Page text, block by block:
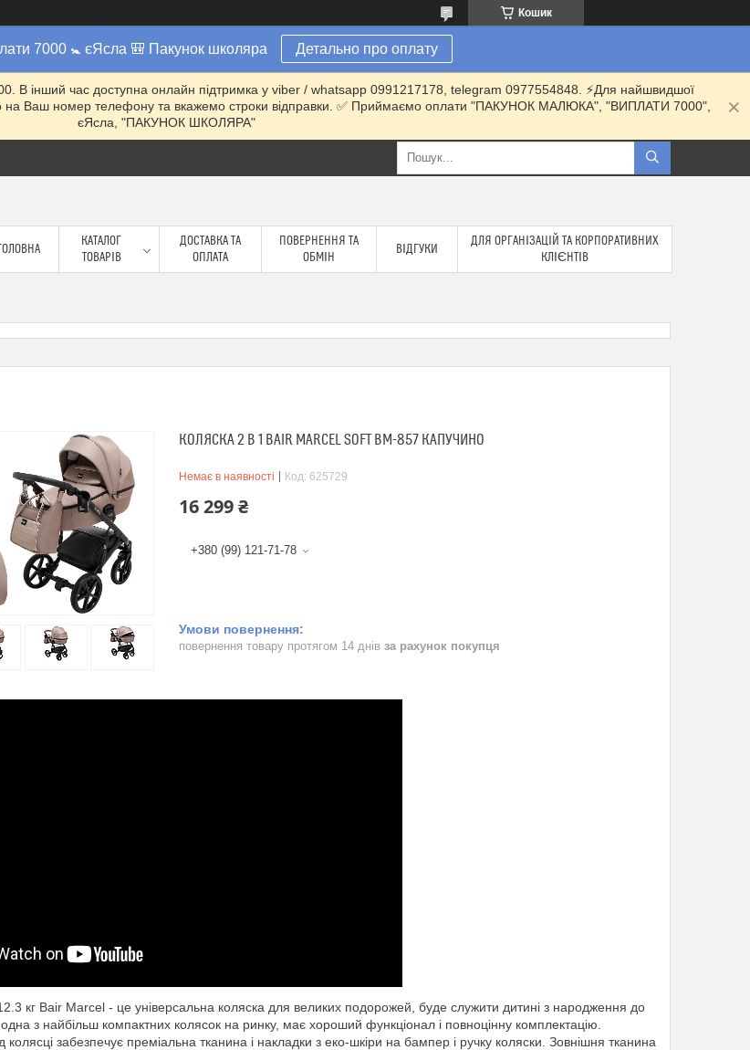
Кошик
7000 🚼 єЯсла 🎒 Пакунок школяра Детально про оплату
В інший час доступна онлайн підтримка у viber / whatsapp 0991217178, telegram 0977554848. ⚡️Для найшвидшої
на Ваш номер телефону та вкажемо строки відправки. ✅ Приймаємо оплати "ПАКУНОК МАЛЮКА", "ВИПЛАТИ 7000",
єЯсла, "ПАКУНОК ШКОЛЯРА"
КАТАЛОГ
ТОВАРІВ
ДОСТАВКА ТА
ОПЛАТА
ПОВЕРНЕННЯ ТА
ОБМІН
ВІДГУКИ
ДЛЯ ОРГАНІЗАЦІЙ ТА КОРПОРАТИВНИХ
КЛІЄНТІВ
КОЛЯСКА 2 В 1 BAIR MARCEL SOFT BM-857 КАПУЧИНО
Немає в наявності Код: 625729
16 299 ₴
+380 (99) 121-71-78
повернення товару протягом 14 днів за рахунок покупця
кг Bair Marcel - це універсальна коляска для великих подорожей, буде служити дитині з народження до
з найбільш компактних колясок на ринку, має хороший функціонал і повноцінну комплектацію.
забезпечує преміальна тканина і накладки з еко-шкіри на бампер і ручку коляски. Зовнішня тканина